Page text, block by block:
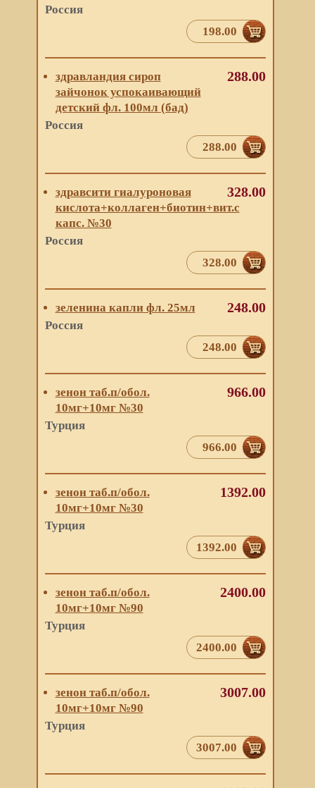
Россия
198.00
здравландия сироп
зайчонок успокаивающий
детский фл. 100мл (бад)
Россия
288.00
288.00
здравсити гиалуроновая
кислота+коллаген+биотин+вит.с
капс. №30
Россия
328.00
328.00
зеленина капли фл. 25мл
Россия
248.00
248.00
зенон таб.п/обол.
10мг+10мг №30
Турция
966.00
966.00
зенон таб.п/обол.
10мг+10мг №30
Турция
1392.00
1392.00
зенон таб.п/обол.
10мг+10мг №90
Турция
2400.00
2400.00
зенон таб.п/обол.
10мг+10мг №90
Турция
3007.00
3007.00